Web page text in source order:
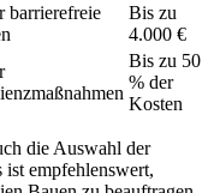
barrierefreie
Bis zu
4.000 €
Bis zu 50
% der
Kosten
die Auswahl der
empfehlenswert,